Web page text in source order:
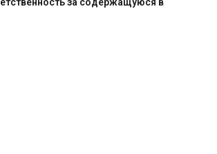
за содержащуюся в